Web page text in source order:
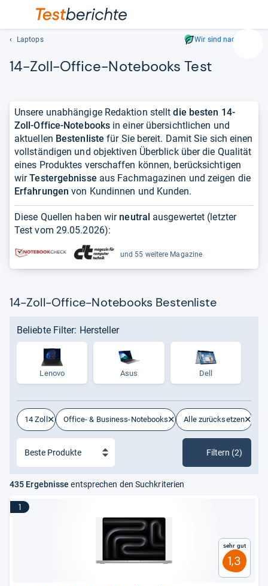
Zeichen
und
sich
mit
Laptops Wir sind nachhaltig
14-​Zoll-​Office-​Note­books Test
Unsere unabhängige Redaktion stelltdie besten 14-
Zoll-Office-Notebooks in einer übersichtlichen und
aktuellen Bestenliste für Sie bereit. Damit Sie sich einen
vollständigen und objektiven Überblick über die Qualität
eines Produktes verschaffen können, berücksichtigen
wirTestergebnisse aus Fachmagazinen und zeigen die
Erfahrungen von Kundinnen und Kunden.
Diese Quellen haben wir neutral ausgewertet (letzter
Test vom 29.05.2026):
und 55 weitere Magazine
14-Zoll-Office-Notebooks Bestenliste
Beliebte Filter: Hersteller
Lenovo Asus Dell
14 Zoll Office- & Business-Notebooks Alle zurücksetzen
Filtern (2)
435 Ergebnisse entsprechen den Suchkriterien
1
Sehr gut
1,3